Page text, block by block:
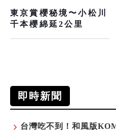
東京賞櫻秘境〜小松川
千本櫻綿延2公里
即時新聞